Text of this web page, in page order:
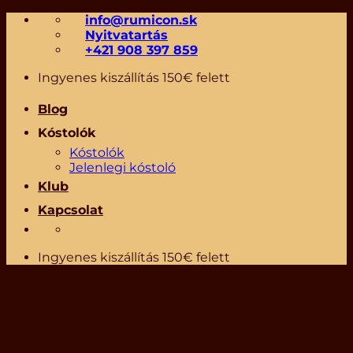
Skip
content
info@rumicon.sk
Nyitvatartás
+421 908 397 859
Ingyenes kiszállítás 150€ felett
Blog
Kóstolók
Kóstolók
Jelenlegi kóstoló
Klub
Kapcsolat
Ingyenes kiszállítás 150€ felett